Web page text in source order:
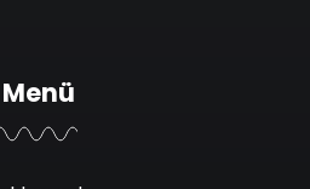
Menü